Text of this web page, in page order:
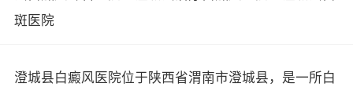
斑医院
澄城县白癜风医院位于陕西省渭南市澄城县，是一所白